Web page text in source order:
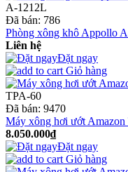
A-1212L
Đã bán: 786
Phòng xông khô Appollo
Liên hệ
Đặt ngay
Giỏ hàng
TPA-60
Đã bán: 9470
Máy xông hơi ướt
8.050.000₫
Đặt ngay
Giỏ hàng